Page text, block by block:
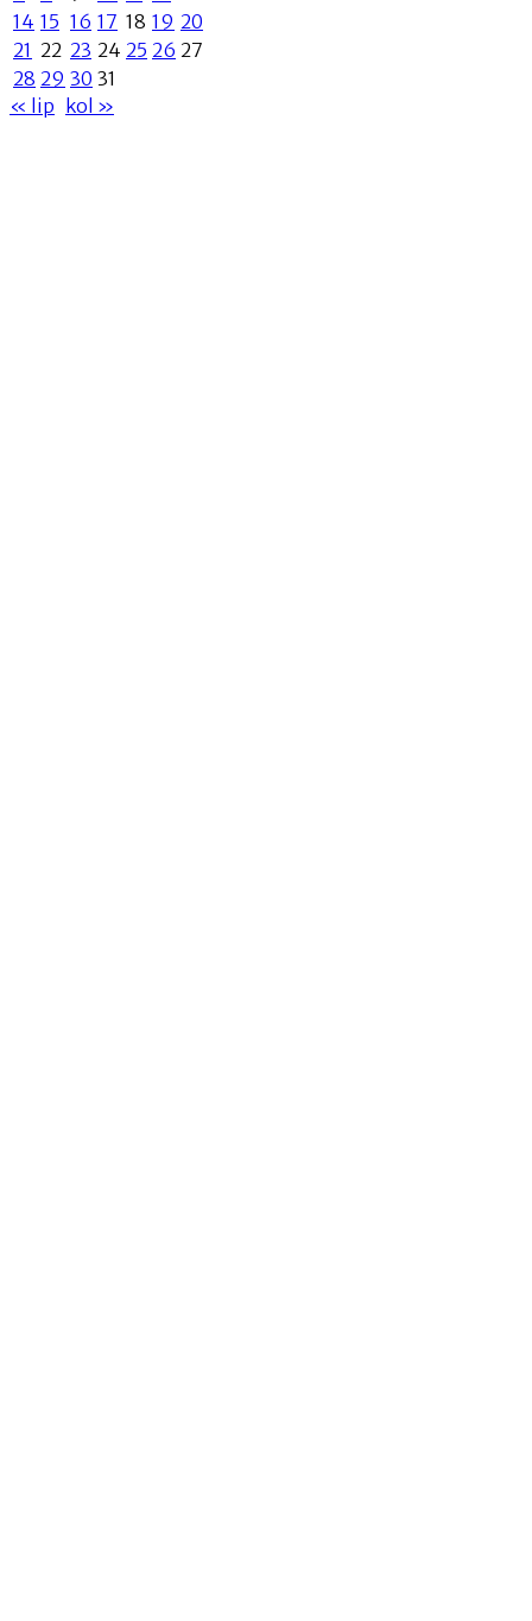
14 15 16 17 18 19 20
21 22 23 24 25 26 27
28 29 30 31
« lip
kol »